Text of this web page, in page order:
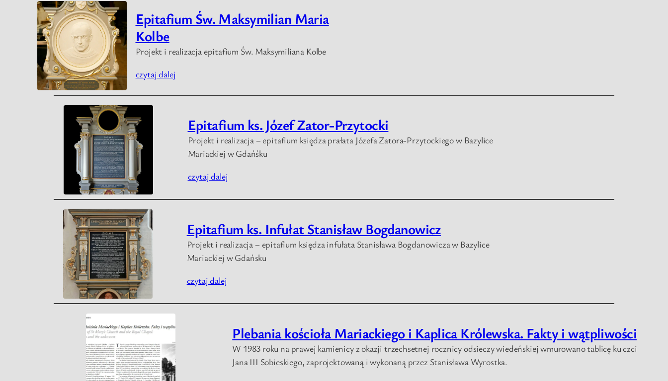
Epitafium Św. Maksymilian Maria
Kolbe
Projekt i realizacja epitafium Św. Maksymiliana Kolbe
czytaj dalej
Epitafium ks. Józef Zator-Przytocki
Projekt i realizacja – epitafium księdza prałata Józefa Zatora-Przytockiego w Bazylice
Mariackiej w Gdańśku
czytaj dalej
Epitafium ks. Infułat Stanisław Bogdanowicz
Projekt i realizacja – epitafium księdza infułata Stanisława Bogdanowicza w Bazylice
Mariackiej w Gdańsku
czytaj dalej
Plebania kościoła Mariackiego i Kaplica Królewska. Fakty i wątpliwości
W 1983 roku na prawej kamienicy z okazji trzechsetnej rocznicy odsieczy wiedeńskiej wmurowano tablicę ku czci
Jana III Sobieskiego, zaprojektowaną i wykonaną przez Stanisława Wyrostka.